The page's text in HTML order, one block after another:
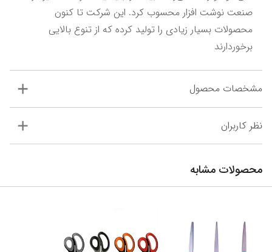
برخوردارند
مشخصات محصول
نظر کاربران
محصولات مشابه